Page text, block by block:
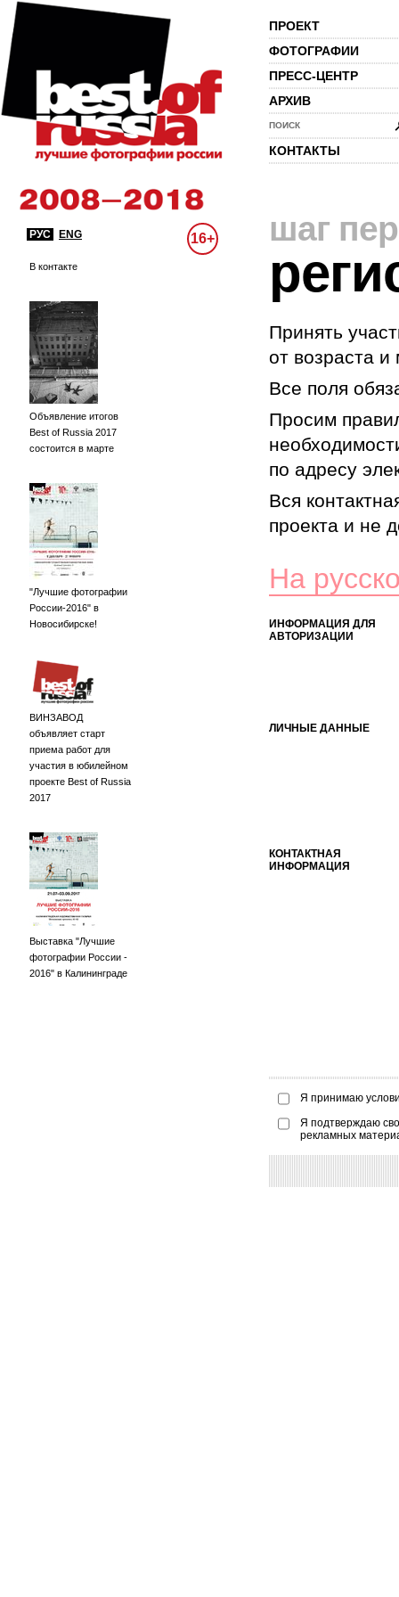
ПРОЕКТ
ФОТОГРАФИИ
ПРЕСС-ЦЕНТР
АРХИВ
ПОИСК
КОНТАКТЫ
РУС ENG 16+
В контакте
Объявление итогов
Best of Russia 2017
состоится в марте
"Лучшие фотографии
России-2016" в
Новосибирске!
ВИНЗАВОД
объявляет старт
приема работ для
участия в юбилейном
проекте Best of Russia
2017
Выставка "Лучшие
фотографии России -
2016" в Калининграде
шаг
Принять
от возраста
Все поля
Просим
по адресу
Вся
проекта и не
На
ИНФОРМАЦИЯ ДЛЯ
АВТОРИЗАЦИИ
ЛИЧНЫЕ ДАННЫЕ
КОНТАКТНАЯ
ИНФОРМАЦИЯ
Я принимаю
Я подтверждаю
рекламных